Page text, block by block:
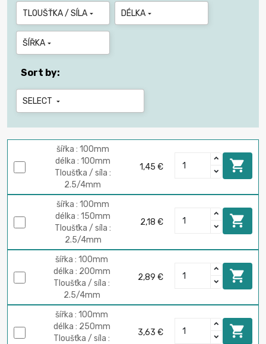
TLOUŠŤKA / SÍLA  DÉLKA 
ŠÍŘKA 
Sort by:
SELECT 
šířka : 100mm
délka : 100mm
Tloušťka / síla :
2.5/4mm
1,45 € 
šířka : 100mm
délka : 150mm
Tloušťka / síla :
2.5/4mm
2,18 € 
šířka : 100mm
délka : 200mm
Tloušťka / síla :
2.5/4mm
2,89 € 
šířka : 100mm
délka : 250mm
Tloušťka / síla :
3,63 € 